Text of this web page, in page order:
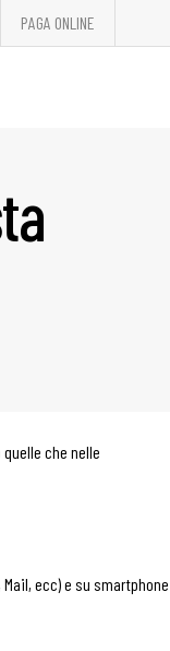
PAGA ONLINE
quelle che nelle
ecc) e su smartphone